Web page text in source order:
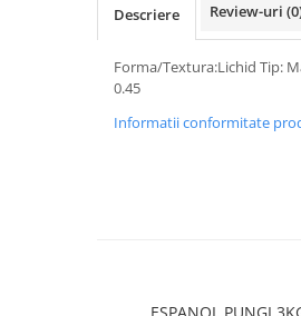
Descriere Review-uri
Forma/Textura:Lichid Tip:
0.45
Informatii conformitate